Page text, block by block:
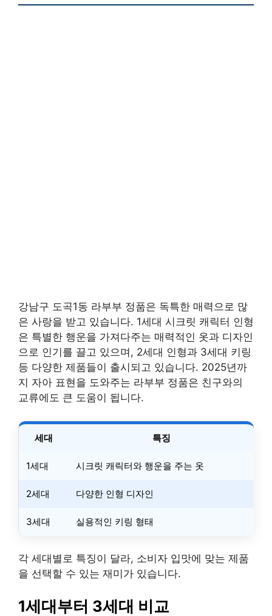
강남구 도곡1동 라부부 정품은 독특한 매력으로 많
은 사랑을 받고 있습니다. 1세대 시크릿 캐릭터 인형
은 특별한 행운을 가져다주는 매력적인 옷과 디자인
으로 인기를 끌고 있으며, 2세대 인형과 3세대 키링
등 다양한 제품들이 출시되고 있습니다. 2025년까
지 자아 표현을 도와주는 라부부 정품은 친구와의
교류에도 큰 도움이 됩니다.
세대 특징
1세대 시크릿 캐릭터와 행운을 주는 옷
2세대 다양한 인형 디자인
3세대 실용적인 키링 형태
각 세대별로 특징이 달라, 소비자 입맛에 맞는 제품
을 선택할 수 있는 재미가 있습니다.
1세대부터 3세대 비교